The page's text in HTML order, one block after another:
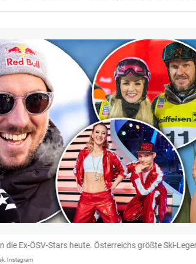
die Ex-ÖSV-Stars heute. Österreichs größte Ski-
Instagram